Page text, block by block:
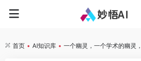
首页 • AI知识库 • 一个幽灵，一个学术的幽灵